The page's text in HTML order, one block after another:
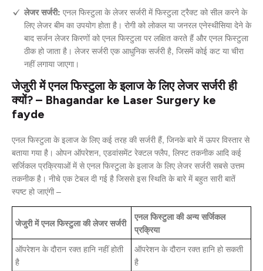
लेजर सर्जरी: एनल फिस्टुला के लेजर सर्जरी में फिस्टुला ट्रैक्ट को सील करने के
लिए लेजर बीम का उपयोग होता है। रोगी को लोकल या जनरल एनेस्थीसिया देने के
बाद सर्जन लेजर किरणों को एनल फिस्टुला पर लक्षित करते हैं और एनल फिस्टुला
ठीक हो जाता है। लेजर सर्जरी एक आधुनिक सर्जरी है, जिसमें कोई कट या चीरा
नहीं लगाया जाएगा।
जेजुरी में एनल फिस्टुला के इलाज के लिए लेजर सर्जरी ही
क्यों? – Bhagandar ke Laser Surgery ke
fayde
एनल फिस्टुला के इलाज के लिए कई तरह की सर्जरी हैं, जिनके बारे में ऊपर विस्तार से
बताया गया है। ओपन ऑपरेशन, एडवांसमेंट रेक्टल फ्लैप, लिफ्ट तकनीक आदि कई
सर्जिकल प्रक्रियाओं में से एनल फिस्टुला के इलाज के लिए लेजर सर्जरी सबसे उत्तम
तकनीक है। नीचे एक टेबल दी गई है जिससे इस स्थिति के बारे में बहुत सारी बातें
स्पष्ट हो जाएंगी –
जेजुरी में एनल फिस्टुला की लेजर सर्जरी
एनल फिस्टुला की अन्य सर्जिकल
प्रक्रिया
ऑपरेशन के दौरान रक्त हानि नहीं होती
है
ऑपरेशन के दौरान रक्त हानि हो सकती
है